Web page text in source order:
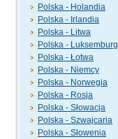
Polska - Holandia
Polska - Irlandia
Polska - Litwa
Polska - Luksemburg
Polska - Łotwa
Polska - Niemcy
Polska - Norwegia
Polska - Rosja
Polska - Słowacja
Polska - Szwajcaria
Polska - Słowenia